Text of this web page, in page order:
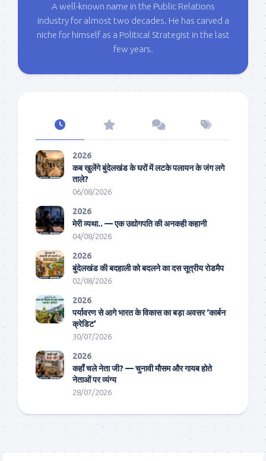
A well-known name in the Public Relations
industry for almost two decades. He has carved a
niche for himself as a Political Strategist in the last
few years.
2026
कब खुलेंगे बुंदेलखंड के घरों में लटके पलायन के जंग लगे
ताले?
06/08/2026
2026
मेरी व्यथा.. — एक उद्योगपति की अनकही कहानी
04/08/2026
2026
बुंदेलखंड की बदहाली को बदलने का दस सूत्रीय रोडमैप
02/08/2026
2026
पर्यावरण से आगे भारत के विकास का बड़ा अवसर ‘कार्बन
क्रेडिट’
30/07/2026
2026
कहाँ चले नेता जी? — चुनावी मौसम और गायब होते
नेताओं पर व्यंग्य
28/07/2026